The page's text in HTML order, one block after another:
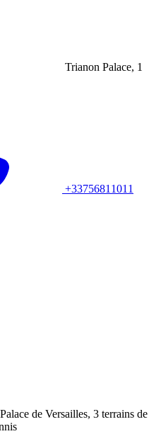
Trianon Palace, 1
+33756811011
de Versailles, 3 terrains de